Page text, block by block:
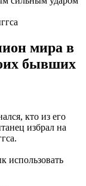
мира в
бывших
кто из его
избрал на
использовать